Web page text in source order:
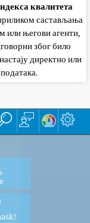
квалитета
састављања
или његови агенти,
због било
директно или